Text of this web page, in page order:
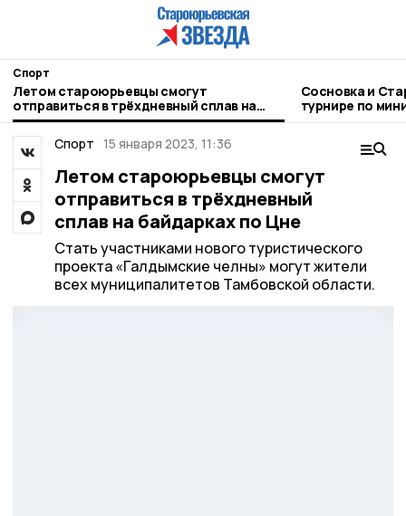
Спорт
Летом староюрьевцы смогут
отправиться в трёхдневный сплав на
байдарках по Цне
Сосновка и
турнире по
Спорт 15 января 2023, 11:36
Летом староюрьевцы смогут
отправиться в трёхдневный
сплав на байдарках по Цне
Стать участниками нового туристического
проекта «Галдымские челны» могут жители
всех муниципалитетов Тамбовской области.